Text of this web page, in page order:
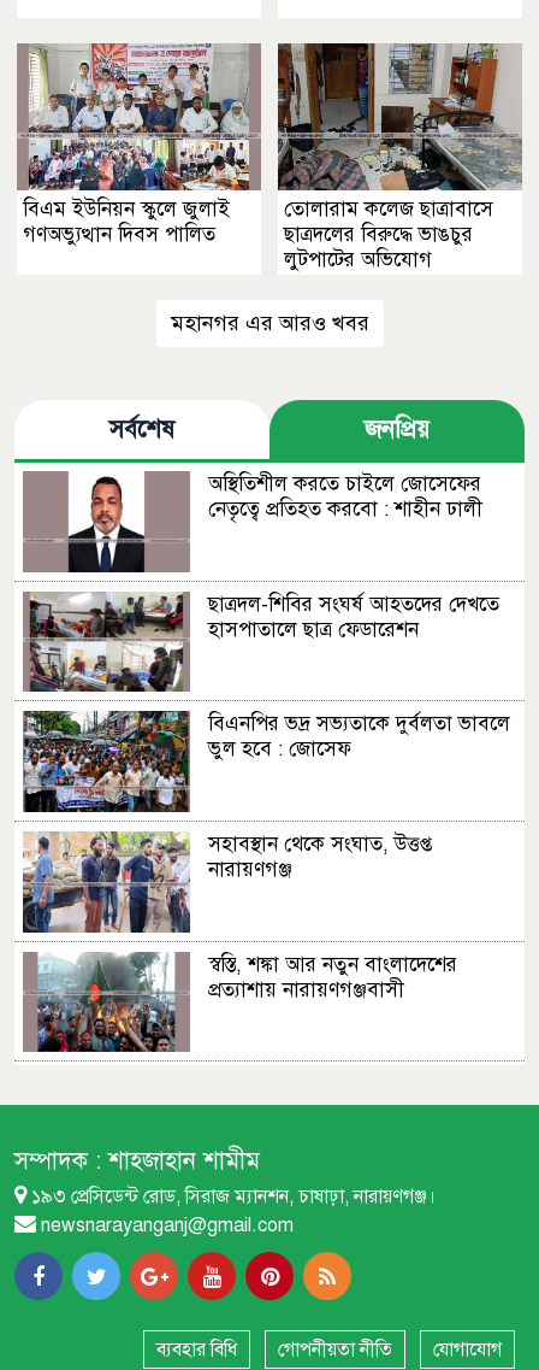
বিএম ইউনিয়ন স্কুলে জুলাই
গণঅভ্যুত্থান দিবস পালিত
তোলারাম কলেজ ছাত্রাবাসে
ছাত্রদলের বিরুদ্ধে ভাঙচুর
লুটপাটের অভিযোগ
মহানগর এর আরও খবর
সর্বশেষ জনপ্রিয়
অস্থিতিশীল করতে চাইলে জোসেফের
নেতৃত্বে প্রতিহত করবো : শাহীন ঢালী
ছাত্রদল-শিবির সংঘর্ষ আহতদের দেখতে
হাসপাতালে ছাত্র ফেডারেশন
বিএনপির ভদ্র সভ্যতাকে দুর্বলতা ভাবলে
ভুল হবে : জোসেফ
সহাবস্থান থেকে সংঘাত, উত্তপ্ত
নারায়ণগঞ্জ
স্বস্তি, শঙ্কা আর নতুন বাংলাদেশের
প্রত্যাশায় নারায়ণগঞ্জবাসী
যেভাবে
পুলিশের অনুপস্থিতিতে ছাত্র-জনতা
নিরাপত্তায়
ইসলামী ছাত্র আন্দোলনের আলোকচিত্র
প্রদর্শনী
সম্পাদক :শাহজাহান শামীম
১৯৩ প্রেসিডেন্ট রোড, সিরাজ ম্যানশন, চাষাঢ়া, নারায়ণগঞ্জ।
newsnarayanganj@gmail.com
ব্যবহার বিধি গোপনীয়তা নীতি যোগাযোগ